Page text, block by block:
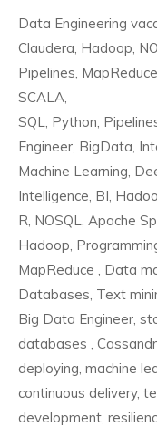
Data Engineering
Claudera, Hadoop,
Pipelines,
SCALA,
SQL, Python,
Engineer, BigData,
Machine Learning,
Intelligence, BI,
R, NOSQL, Apache
Hadoop,
MapReduce , Data
Databases, Text
Big Data Engineer,
databases ,
deploying, machine
continuous delivery,
development,